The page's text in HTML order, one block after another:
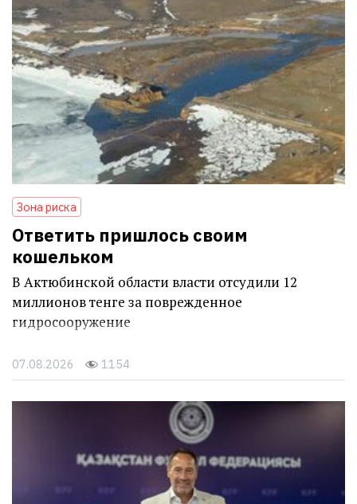
Зона риска
Ответить пришлось своим
кошельком
В Актюбинской области власти отсудили 12
миллионов тенге за поврежденное
гидросооружение
07.08.2026 1154